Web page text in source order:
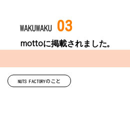
WAKUWAKU 03
mottoに掲載されました。
NUTS FACTORYのこと